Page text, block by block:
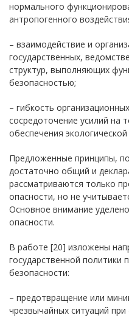
нормального
антропогенного
– взаимодействие и
государственных,
структур, выполняющих
безопасностью;
– гибкость
сосредоточение усилий на
обеспечения
Предложенные принципы,
достаточно общий и
рассматриваются только
опасности, но не
Основное внимание
опасности.
В работе [20] изложены
государственной политики
безопасности:
– предотвращение или
чрезвычайных ситуаций